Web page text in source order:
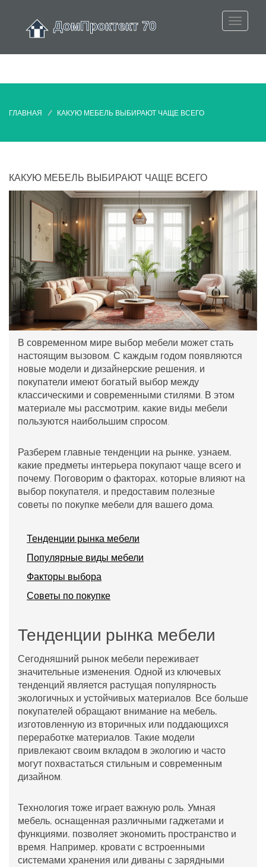
ГЛАВНАЯ КАКУЮ МЕБЕЛЬ ВЫБИРАЮТ ЧАЩЕ ВСЕГО
КАКУЮ МЕБЕЛЬ ВЫБИРАЮТ ЧАЩЕ ВСЕГО
В современном мире выбор мебели может стать
настоящим вызовом. С каждым годом появляются
новые модели и дизайнерские решения, и
покупатели имеют богатый выбор между
классическими и современными стилями. В этом
материале мы рассмотрим, какие виды мебели
пользуются наибольшим спросом.
Разберем главные тенденции на рынке, узнаем,
какие предметы интерьера покупают чаще всего и
почему. Поговорим о факторах, которые влияют на
выбор покупателя, и предоставим полезные
советы по покупке мебели для вашего дома.
Тенденции рынка мебели
Популярные виды мебели
Факторы выбора
Советы по покупке
Тенденции рынка мебели
Сегодняшний рынок мебели переживает
значительные изменения. Одной из ключевых
тенденций является растущая популярность
экологичных и устойчивых материалов. Все больше
покупателей обращают внимание на мебель,
изготовленную из вторичных или поддающихся
переработке материалов. Такие модели
привлекают своим вкладом в экологию и часто
могут похвастаться стильным и современным
дизайном.
Технология тоже играет важную роль. Умная
мебель, оснащенная различными гаджетами и
функциями, позволяет экономить пространство и
время. Например, кровати с встроенными
системами хранения или диваны с зарядными